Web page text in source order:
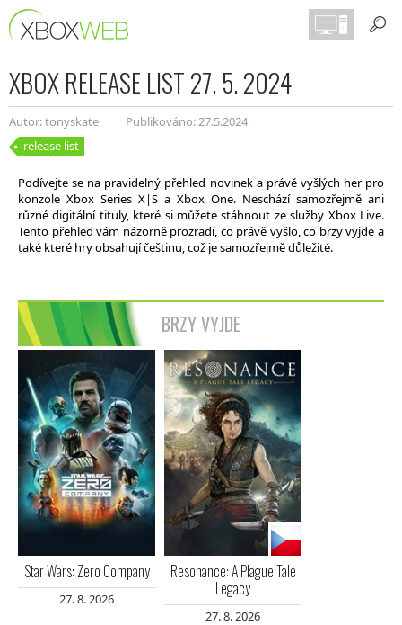
XBOX RELEASE LIST 27. 5. 2024
Autor: tonyskate
Publikováno: 27.5.2024
release list
Podívejte se na pravidelný přehled novinek a právě vyšlých her pro
konzole Xbox Series X|S a Xbox One. Neschází samozřejmě ani
různé digitální tituly, které si můžete stáhnout ze služby Xbox Live.
Tento přehled vám názorně prozradí, co právě vyšlo, co brzy vyjde a
také které hry obsahují češtinu, což je samozřejmě důležité.
BRZY VYJDE
Star Wars: Zero Company
27. 8. 2026
Resonance: A Plague Tale
Legacy
27. 8. 2026